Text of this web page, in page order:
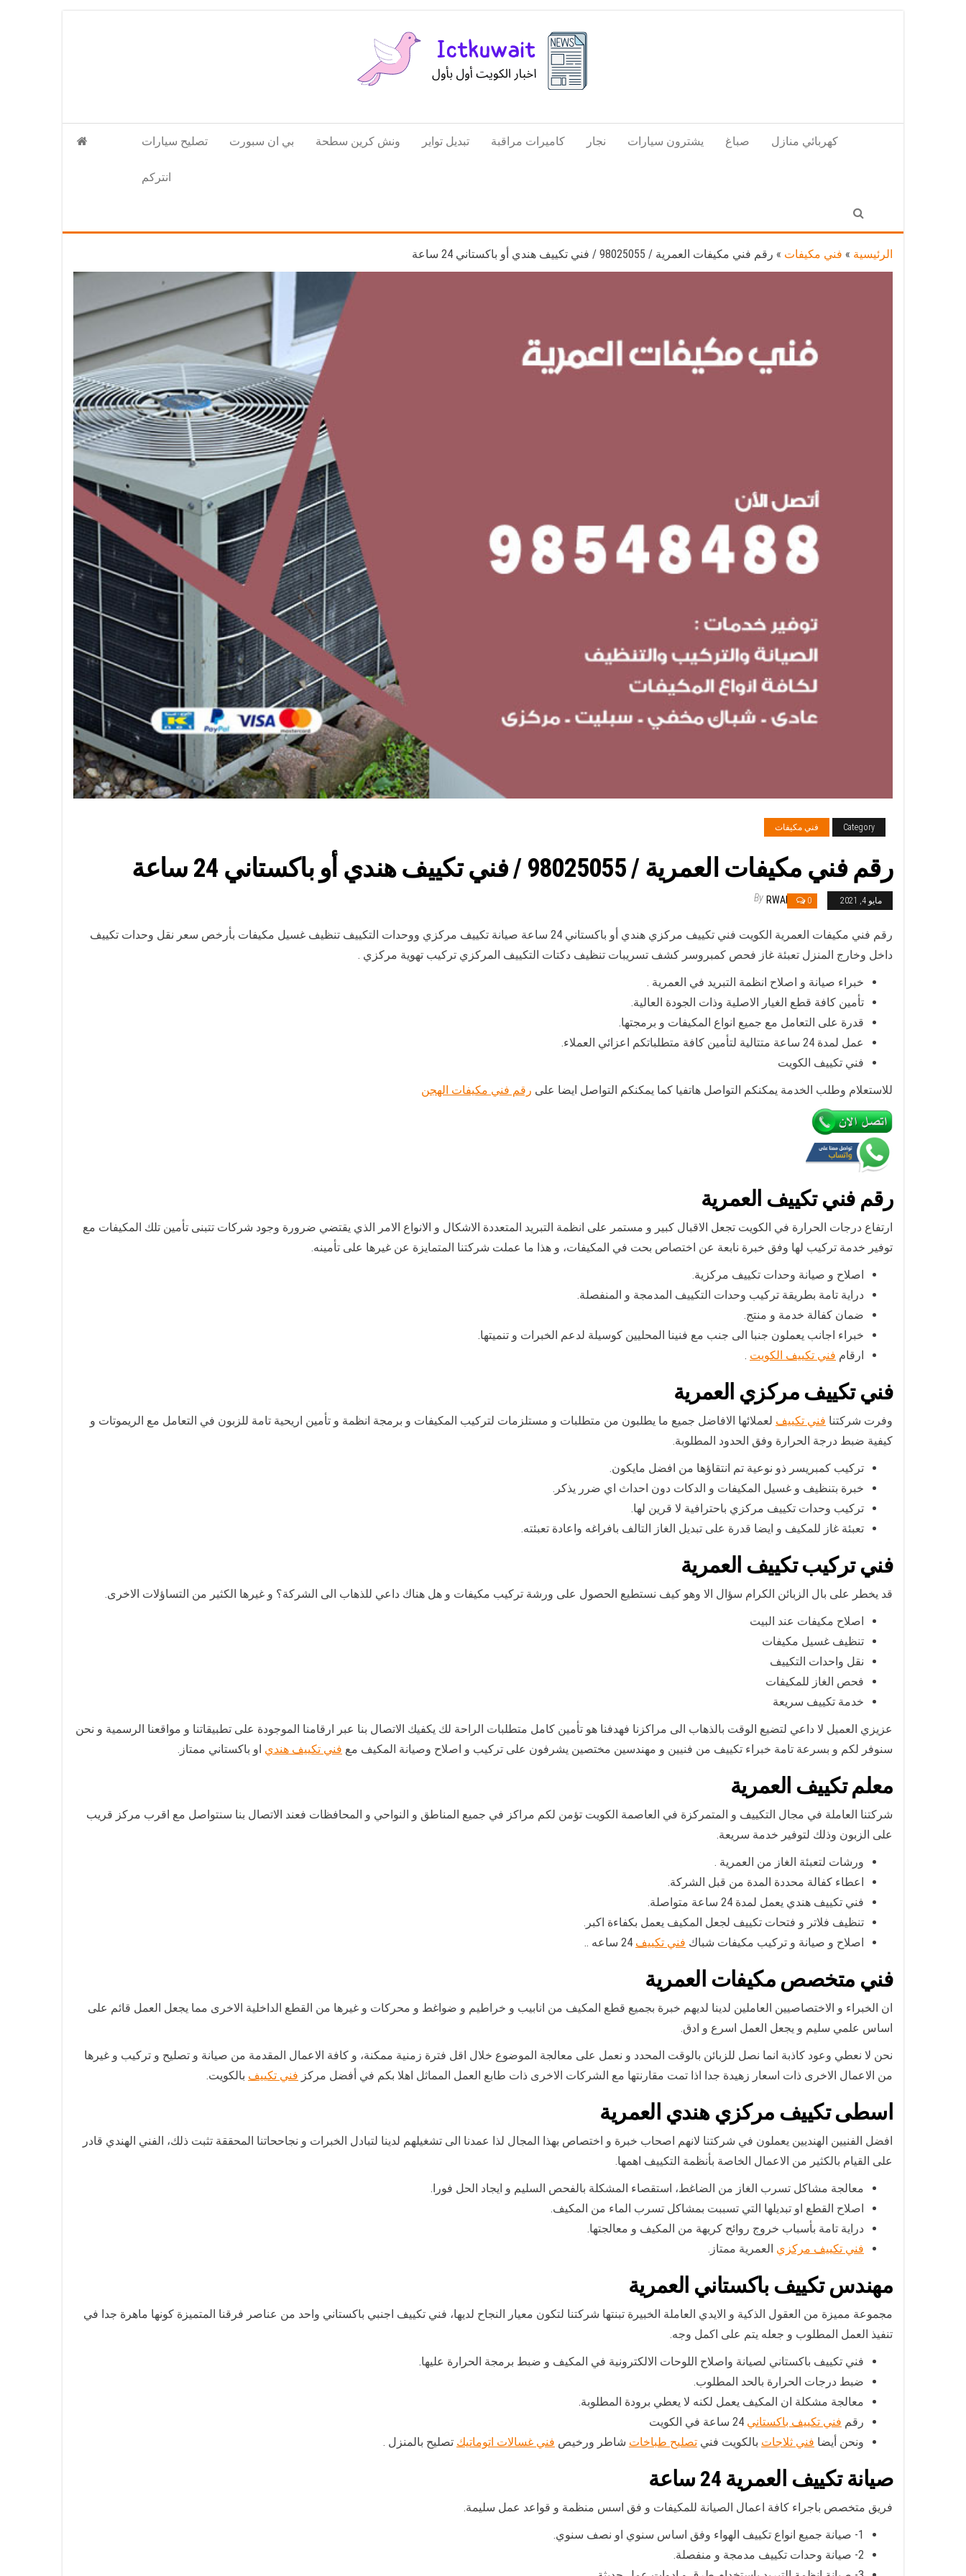
الكويت
تكنولوجيا
المعلومات
تصليح سيارات بي ان سبورت ونش كرين سطحة تبديل تواير كاميرات مراقبة نجار يشترون سيارات صباغ كهربائي منازل
انتركم
الرئيسية » فني مكيفات » رقم فني مكيفات العمرية / 98025055 / فني تكييف هندي أو باكستاني 24 ساعة
Category فني مكيفات
رقم فني مكيفات العمرية / 98025055 / فني تكييف هندي أو باكستاني 24 ساعة
مايو 4, 2021 0
By RWAN
رقم فني مكيفات العمرية الكويت فني تكييف مركزي هندي أو باكستاني 24 ساعة صيانة تكييف مركزي ووحدات التكييف تنظيف غسيل مكيفات بأرخص سعر نقل وحدات تكييف
داخل وخارج المنزل تعبئة غاز فحص كمبروسر كشف تسريبات تنظيف دكتات التكييف المركزي تركيب تهوية مركزي .
خبراء صيانة و اصلاح انظمة التبريد في العمرية .
تأمين كافة قطع الغيار الاصلية وذات الجودة العالية.
قدرة على التعامل مع جميع انواع المكيفات و برمجتها.
عمل لمدة 24 ساعة متتالية لتأمين كافة متطلباتكم اعزائي العملاء.
فني تكييف الكويت
للاستعلام وطلب الخدمة يمكنكم التواصل هاتفيا كما يمكنكم التواصل ايضا على رقم فني مكيفات الهجن
رقمفني تكييف العمرية
ارتفاع درجات الحرارة في الكويت تجعل الاقبال كبير و مستمر على انظمة التبريد المتعددة الاشكال و الانواع الامر الذي يقتضي ضرورة وجود شركات تتبنى تأمين تلك المكيفات مع
توفير خدمة تركيب لها وفق خبرة نابعة عن اختصاص بحت في المكيفات، و هذا ما عملت شركتنا المتمايزة عن غيرها على تأمينه.
اصلاح و صيانة وحدات تكييف مركزية.
دراية تامة بطريقة تركيب وحدات التكييف المدمجة و المنفصلة.
ضمان كفالة خدمة و منتج.
خبراء اجانب يعملون جنبا الى جنب مع فنينا المحليين كوسيلة لدعم الخبرات و تنميتها.
ارقام فني تكييف الكويت .
فني تكييف مركزي العمرية
وفرت شركتنا فني تكييف لعملائها الافاضل جميع ما يطلبون من متطلبات و مستلزمات لتركيب المكيفات و برمجة انظمة و تأمين اريحية تامة للزبون في التعامل مع الريموتات و
كيفية ضبط درجة الحرارة وفق الحدود المطلوبة.
تركيب كمبريسر ذو نوعية تم انتقاؤها من افضل مايكون.
خبرة بتنظيف و غسيل المكيفات و الدكات دون احداث اي ضرر يذكر.
تركيب وحدات تكييف مركزي باحترافية لا قرين لها.
تعبئة غاز للمكيف و ايضا قدرة على تبديل الغاز التالف بافراغه واعادة تعبئته.
فني تركيب تكييف العمرية
قد يخطر على بال الزبائن الكرام سؤال الا وهو كيف نستطيع الحصول على ورشة تركيب مكيفات و هل هناك داعي للذهاب الى الشركة؟ و غيرها الكثير من التساؤلات الاخرى.
اصلاح مكيفات عند البيت
تنظيف غسيل مكيفات
نقل واحدات التكييف
فحص الغاز للمكيفات
خدمة تكييف سريعة
عزيزي العميل لا داعي لتضيع الوقت بالذهاب الى مراكزنا فهدفنا هو تأمين كامل متطلبات الراحة لك يكفيك الاتصال بنا عبر ارقامنا الموجودة على تطبيقاتنا و مواقعنا الرسمية و نحن
سنوفر لكم و بسرعة تامة خبراء تكييف من فنيين و مهندسين مختصين يشرفون على تركيب و اصلاح وصيانة المكيف مع فني تكييف هندي او باكستاني ممتاز.
معلم تكييف العمرية
شركتنا العاملة في مجال التكييف و المتمركزة في العاصمة الكويت تؤمن لكم مراكز في جميع المناطق و النواحي و المحافظات فعند الاتصال بنا سنتواصل مع اقرب مركز قريب
على الزبون وذلك لتوفير خدمة سريعة.
ورشات لتعبئة الغاز من العمرية .
اعطاء كفالة محددة المدة من قبل الشركة.
فني تكييف هندي يعمل لمدة 24 ساعة متواصلة.
تنظيف فلاتر و فتحات تكييف لجعل المكيف يعمل بكفاءة اكبر.
اصلاح و صيانة و تركيب مكيفات شباك فني تكييف
فني متخصص مكيفات العمرية
ان الخبراء و الاختصاصيين العاملين لدينا لديهم خبرة بجميع قطع المكيف من انابيب و خراطيم و ضواغط و محركات و غيرها من القطع الداخلية الاخرى مما يجعل العمل قائم على
اساس علمي سليم و يجعل العمل اسرع و ادق.
نحن لا نعطي وعود كاذبة انما نصل للزبائن بالوقت المحدد و نعمل على معالجة الموضوع خلال اقل فترة زمنية ممكنة، و كافة الاعمال المقدمة من صيانة و تصليح و تركيب و غيرها
من الاعمال الاخرى ذات اسعار زهيدة جدا اذا تمت مقارنتها مع الشركات الاخرى ذات طابع العمل المماثل اهلا بكم في أفضل مركز فني تكييف بالكويت.
اسطى تكييف مركزي هندي العمرية
افضل الفنيين الهنديين يعملون في شركتنا لانهم اصحاب خبرة و اختصاص بهذا المجال لذا عمدنا الى تشغيلهم لدينا لتبادل الخبرات و نجاححاتنا المحققة تثبت ذلك، الفني الهندي قادر
على القيام بالكثير من الاعمال الخاصة بأنظمة التكييف اهمها.
معالجة مشاكل تسرب الغاز من الضاغط، استقصاء المشكلة بالفحص السليم و ايجاد الحل فورا.
اصلاح القطع او تبديلها التي تسببت بمشاكل تسرب الماء من المكيف.
دراية تامة بأسباب خروج روائح كريهة من المكيف و معالجتها.
فني تكييف مركزي العمرية ممتاز.
مهندس تكييف باكستاني العمرية
مجموعة مميزة من العقول الذكية و الايدي العاملة الخبيرة تبنتها شركتنا لتكون معيار النجاح لديها، فني تكييف اجنبي باكستاني واحد من عناصر فرقنا المتميزة كونها ماهرة جدا في
تنفيذ العمل المطلوب و جعله يتم على اكمل وجه.
فني تكييف باكستاني لصيانة واصلاح اللوحات الالكترونية في المكيف و ضبط برمجة الحرارة عليها.
ضبط درجات الحرارة بالحد المطلوب.
معالجة مشكلة ان المكيف يعمل لكنه لا يعطي برودة المطلوبة.
رقم فني تكييف باكستاني
ونحن أيضا فني ثلاجات بالكويت فني تصليح طباخات شاطر ورخيص فني غسالات اتوماتيك تصليح بالمنزل .
صيانة تكييف العمرية 24 ساعة
فريق متخصص باجراء كافة اعمال الصيانة للمكيفات و فق اسس منظمة و قواعد عمل سليمة.
1- صيانة جميع انواع تكييف الهواء وفق اساس سنوي او نصف سنوي.
2- صيانة وحدات تكييف مدمجة و منفصلة.